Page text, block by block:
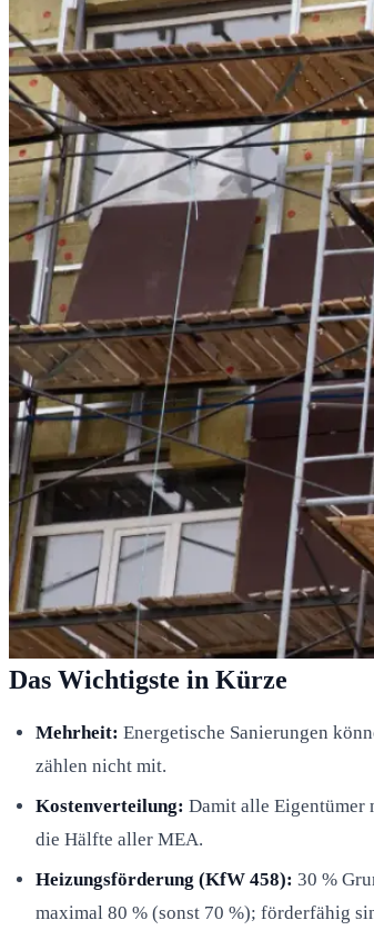
Das Wichtigste in Kürze
Mehrheit: Energetische Sanierungen
zählen nicht mit.
Kostenverteilung: Damit alle Eigentümer
die Hälfte aller MEA.
Heizungsförderung (KfW 458): 30 %
maximal 80 % (sonst 70 %); förderfähig